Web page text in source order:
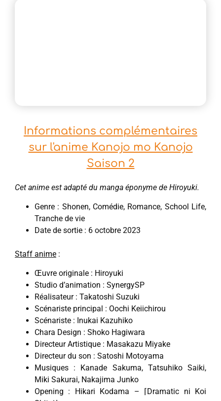
Informations complémentaires
sur l'anime Kanojo mo Kanojo
Saison 2
Cet anime est adapté du manga éponyme de Hiroyuki.
Genre : Shonen, Comédie, Romance, School Life,
Tranche de vie
Date de sortie : 6 octobre 2023
Staff anime :
Œuvre originale : Hiroyuki
Studio d’animation : SynergySP
Réalisateur : Takatoshi Suzuki
Scénariste principal : Oochi Keiichirou
Scénariste : Inukai Kazuhiko
Chara Design : Shoko Hagiwara
Directeur Artistique : Masakazu Miyake
Directeur du son : Satoshi Motoyama
Musiques : Kanade Sakuma, Tatsuhiko Saiki,
Miki Sakurai, Nakajima Junko
Opening : Hikari Kodama – ⌈Dramatic ni Koi